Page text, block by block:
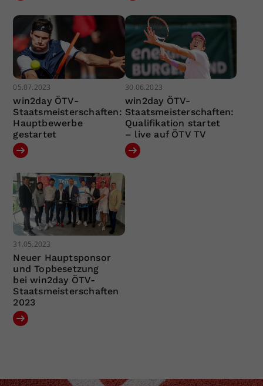
05.07.2023
win2day ÖTV-
Staatsmeisterschaften:
Hauptbewerbe
gestartet
30.06.2023
win2day ÖTV-
Staatsmeisterschaften:
Qualifikation startet
– live auf ÖTV TV
31.05.2023
Neuer Hauptsponsor
und Topbesetzung
bei win2day ÖTV-
Staatsmeisterschaften
2023